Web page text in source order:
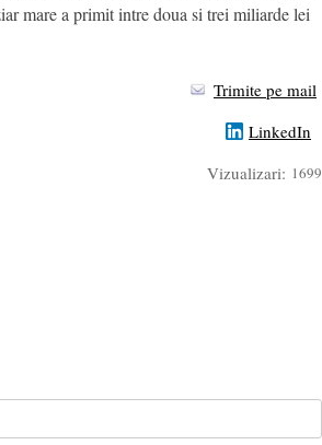
mare a primit intre doua si trei miliarde lei
Trimite pe mail
LinkedIn
Vizualizari: 1699